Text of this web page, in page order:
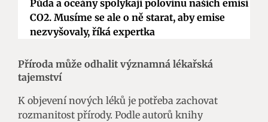
Půda a oceány spolykají polovinu našich emisí
CO2. Musíme se ale o ně starat, aby emise
nezvyšovaly, říká expertka
Příroda může odhalit významná lékařská
tajemství
K objevení nových léků je potřeba zachovat
rozmanitost přírody. Podle autorů knihy